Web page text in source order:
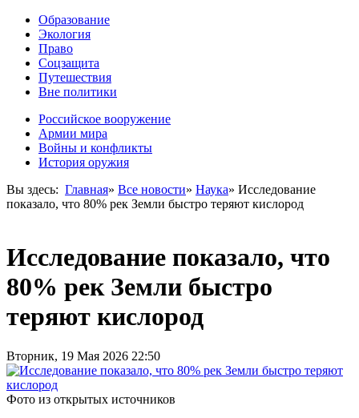
Образование
Экология
Право
Соцзащита
Путешествия
Вне политики
Российское вооружение
Армии мира
Войны и конфликты
История оружия
Вы здесь: Главная» Все новости» Наука» Исследование
показало, что 80% рек Земли быстро теряют кислород
Исследование показало, что
80% рек Земли быстро
теряют кислород
Вторник, 19 Мая 2026 22:50
Фото из открытых источников